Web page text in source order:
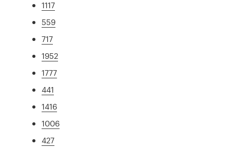
1117
559
717
1952
1777
441
1416
1006
427